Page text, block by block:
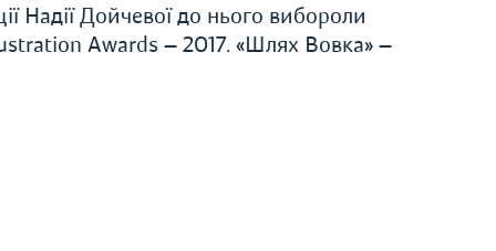
Надії Дойчевої до нього вибороли
Awards — 2017. «Шлях Вовка» —